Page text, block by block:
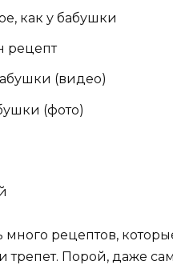
как у бабушки
рецепт
(видео)
(фото)
рецептов,
Порой, даже